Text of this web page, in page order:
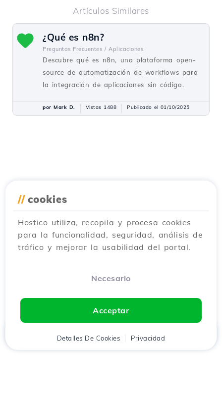
Artículos Similares
¿Qué es n8n?
Preguntas Frecuentes / Aplicaciones
Descubre qué es n8n, una plataforma open-
source de automatización de workflows para
la integración de aplicaciones sin código.
por Mark D. Vistas 1488 Publicado el 01/10/2025
// cookies
Hostico utiliza, recopila y procesa cookies
para la funcionalidad, seguridad, análisis de
tráfico y mejorar la usabilidad del portal.
Necesario
Acceptar
Detalles De Cookies Privacidad
Cliente Carrito Chat